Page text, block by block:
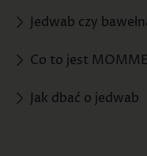
Jedwab czy
Co to jest
Jak dbać o jedwab